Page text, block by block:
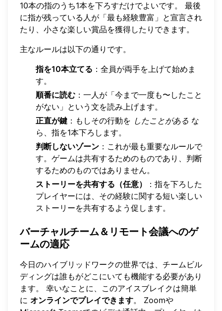
10本の指のうち1本を下ろすだけでよいです。 最後
に指が残っている人が「最も経験豊富」と宣言され
たり、小さな楽しい賞品を獲得したりできます。
主なルールは以下の通りです。
指を10本立てる ：全員が両手を上げて始めま
す。
順番に読む ：一人が「今まで一度も〜したこと
がない」という文を読み上げます。
正直が鍵 ：もしその行動を したことがある な
ら、指を1本下ろします。
判断しないゾーン ：これが最も重要なルールで
す。ゲームは共有するためのものであり、判断
するためのものではありません。
ストーリーを共有する（任意）
：指を下ろした
プレイヤーには、その経験に関する短い楽しい
ストーリーを共有するよう促します。
バーチャルチーム＆リモート会議へのゲ
ームの適応
今日のハイブリッドワークの世界では、チームビル
ディングは誰もがどこにいても機能する必要があり
ます。 幸いなことに、このアイスブレイクは簡単
に オンラインでプレイできます。 Zoomや